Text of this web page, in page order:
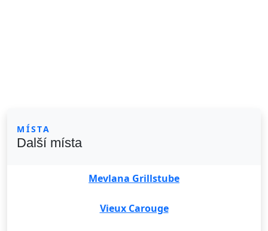
MÍSTA
Další místa
Mevlana Grillstube
Vieux Carouge